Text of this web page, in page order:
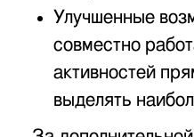
Улучшенные
совместно
активностей
выделять